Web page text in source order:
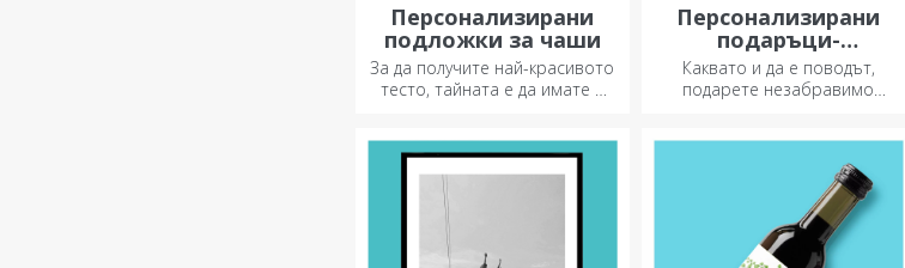
Персонализирани
подложки за чаши
За да получите най-красивото
тесто, тайната е да имате в
ще станат божествено
вкусни!
Персонализирани
подаръци-
преживявания
Каквато и да е поводът,
подарете незабравимо